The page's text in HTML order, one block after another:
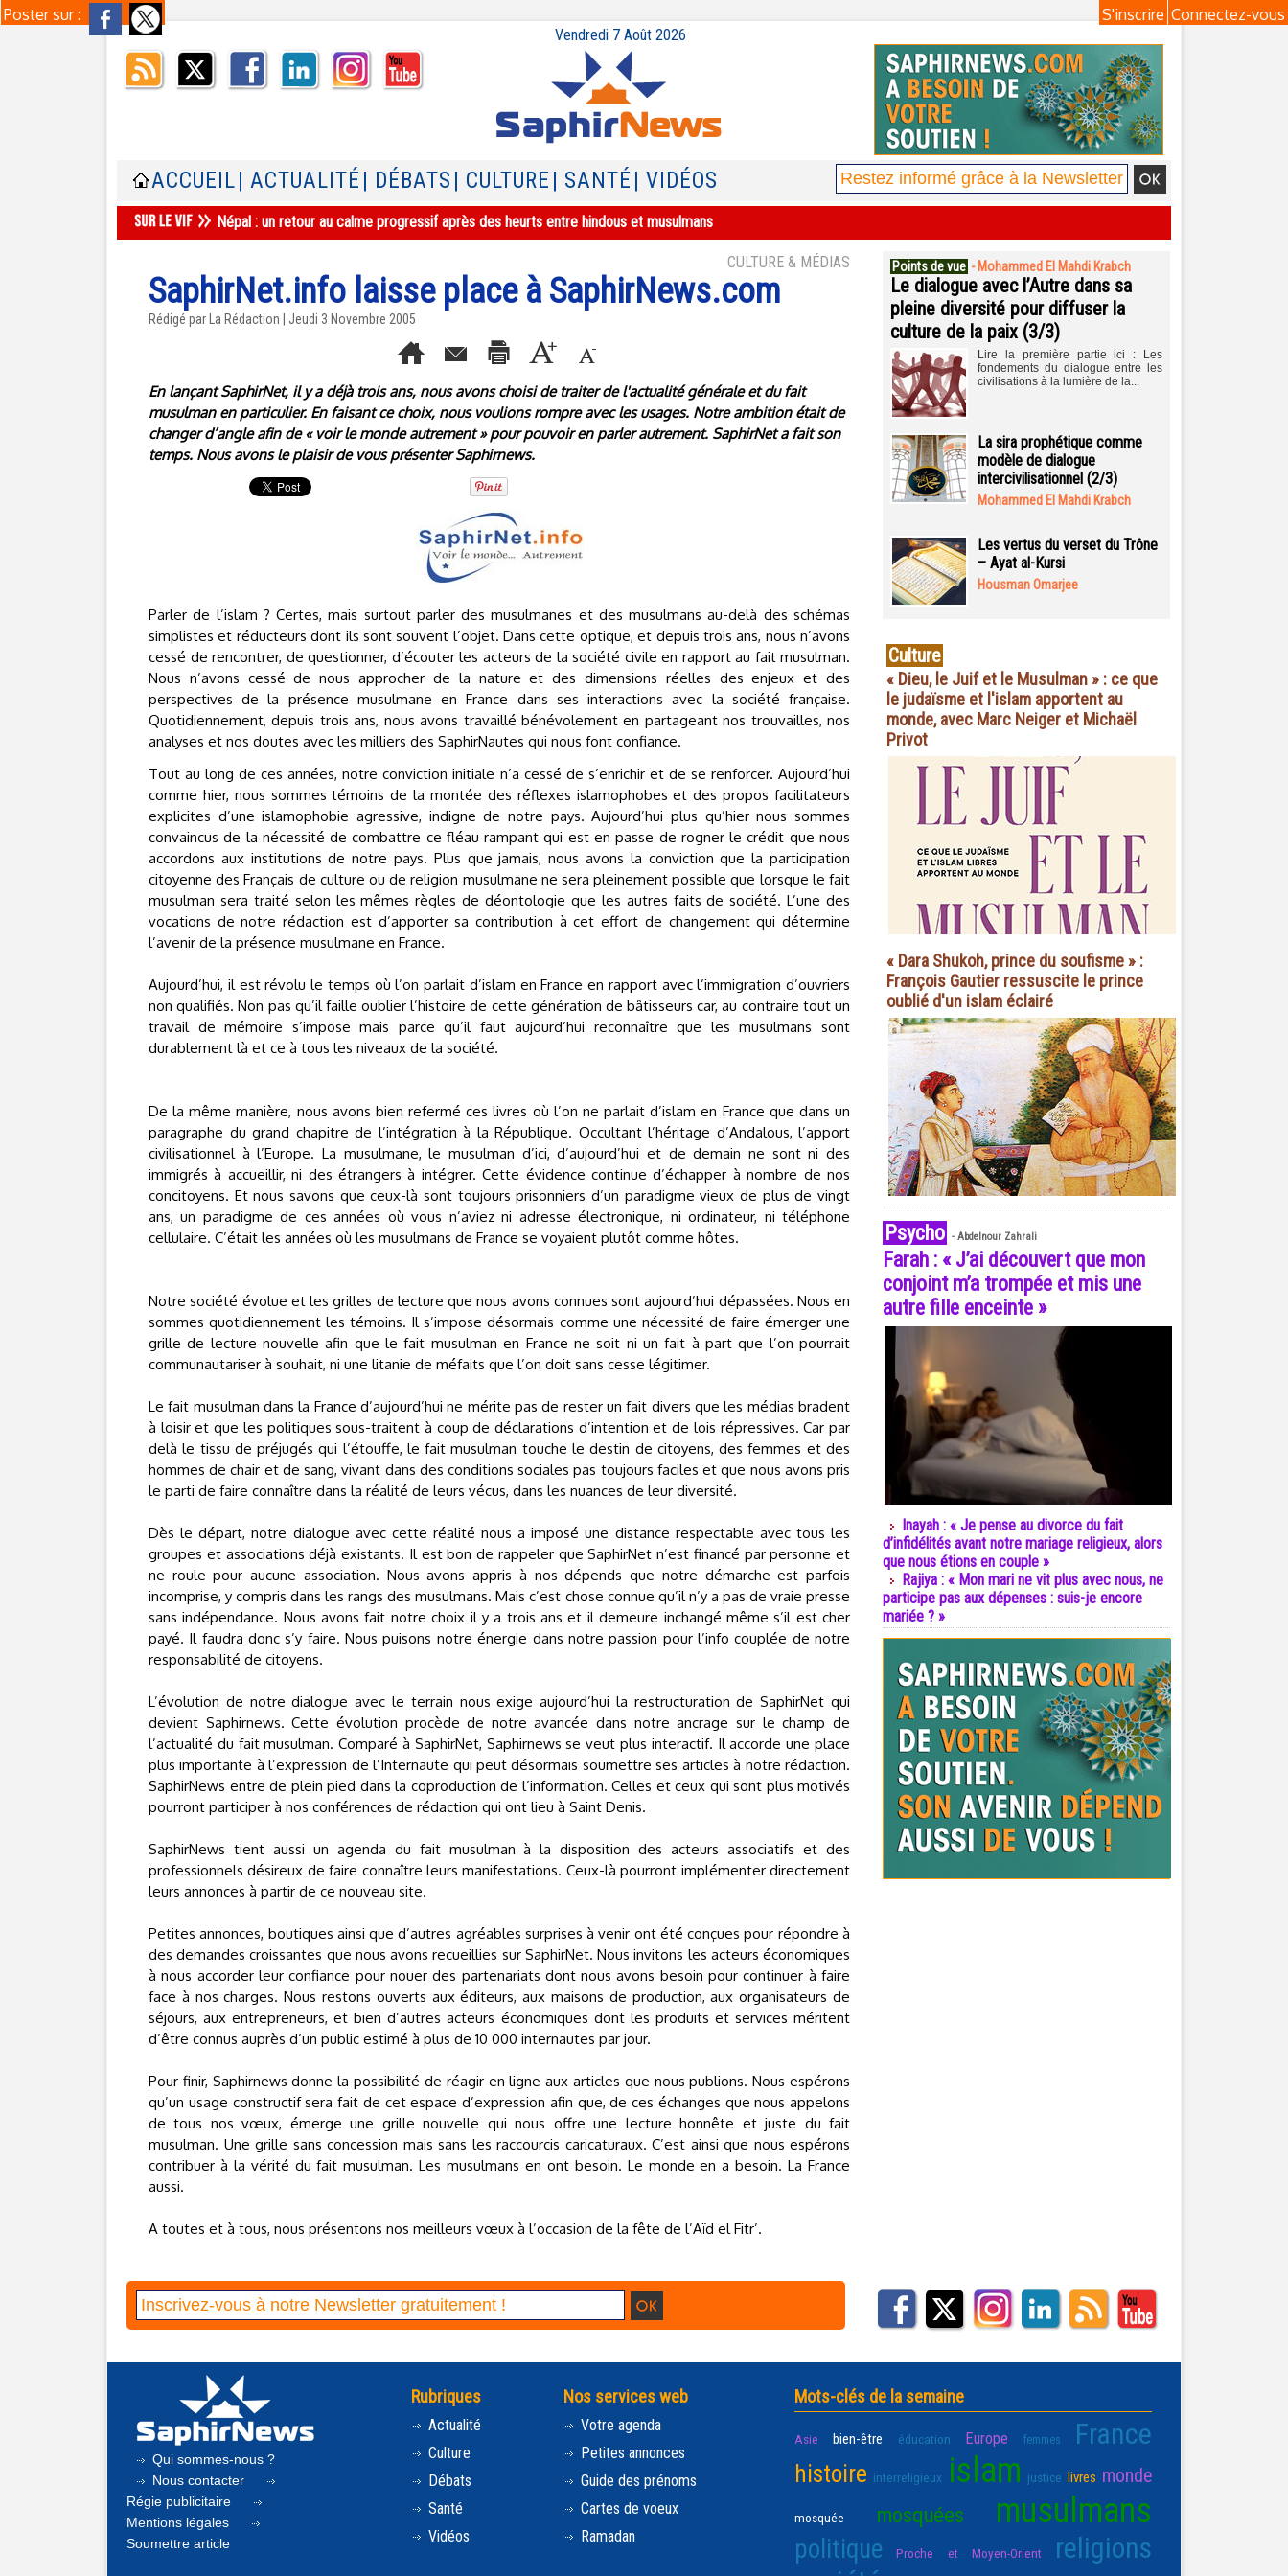
Poster sur : Connectez-vous
S'inscrire
Vendredi 7 Août 2026
ACCUEIL | ACTUALITÉ | DÉBATS | CULTURE | SANTÉ | VIDÉOS
Népal : un retour au calme progressif après des heurts entre hindous et musulmans
CULTURE & MÉDIAS
SaphirNet.info laisse place à SaphirNews.com
Rédigé par La Rédaction | Jeudi 3 Novembre 2005
En lançant SaphirNet, il y a déjà trois ans, nous avons choisi de traiter de l'actualité générale et du fait
musulman en particulier. En faisant ce choix, nous voulions rompre avec les usages. Notre ambition était de
changer d’angle afin de « voir le monde autrement » pour pouvoir en parler autrement. SaphirNet a fait son
temps. Nous avons le plaisir de vous présenter Saphirnews.
Parler de l’islam ? Certes, mais surtout parler des musulmanes et des musulmans au-delà des schémas
simplistes et réducteurs dont ils sont souvent l’objet. Dans cette optique, et depuis trois ans, nous n’avons
cessé de rencontrer, de questionner, d’écouter les acteurs de la société civile en rapport au fait musulman.
Nous n’avons cessé de nous approcher de la nature et des dimensions réelles des enjeux et des
perspectives de la présence musulmane en France dans ses interactions avec la société française.
Quotidiennement, depuis trois ans, nous avons travaillé bénévolement en partageant nos trouvailles, nos
analyses et nos doutes avec les milliers des SaphirNautes qui nous font confiance.
Tout au long de ces années, notre conviction initiale n’a cessé de s’enrichir et de se renforcer. Aujourd’hui
comme hier, nous sommes témoins de la montée des réflexes islamophobes et des propos facilitateurs
explicites d’une islamophobie agressive, indigne de notre pays. Aujourd’hui plus qu’hier nous sommes
convaincus de la nécessité de combattre ce fléau rampant qui est en passe de rogner le crédit que nous
accordons aux institutions de notre pays. Plus que jamais, nous avons la conviction que la participation
citoyenne des Français de culture ou de religion musulmane ne sera pleinement possible que lorsque le fait
musulman sera traité selon les mêmes règles de déontologie que les autres faits de société. L’une des
vocations de notre rédaction est d’apporter sa contribution à cet effort de changement qui détermine
l’avenir de la présence musulmane en France.
Aujourd’hui, il est révolu le temps où l’on parlait d’islam en France en rapport avec l’immigration d’ouvriers
non qualifiés. Non pas qu’il faille oublier l’histoire de cette génération de bâtisseurs car, au contraire tout un
travail de mémoire s’impose mais parce qu’il faut aujourd’hui reconnaître que les musulmans sont
durablement là et ce à tous les niveaux de la société.
De la même manière, nous avons bien refermé ces livres où l’on ne parlait d’islam en France que dans un
paragraphe du grand chapitre de l’intégration à la République. Occultant l’héritage d’Andalous, l’apport
civilisationnel à l’Europe. La musulmane, le musulman d’ici, d’aujourd’hui et de demain ne sont ni des
immigrés à accueillir, ni des étrangers à intégrer. Cette évidence continue d’échapper à nombre de nos
concitoyens. Et nous savons que ceux-là sont toujours prisonniers d’un paradigme vieux de plus de vingt
ans, un paradigme de ces années où vous n’aviez ni adresse électronique, ni ordinateur, ni téléphone
cellulaire. C’était les années où les musulmans de France se voyaient plutôt comme hôtes.
Notre société évolue et les grilles de lecture que nous avons connues sont aujourd’hui dépassées. Nous en
sommes quotidiennement les témoins. Il s’impose désormais comme une nécessité de faire émerger une
grille de lecture nouvelle afin que le fait musulman en France ne soit ni un fait à part que l’on pourrait
communautariser à souhait, ni une litanie de méfaits que l’on doit sans cesse légitimer.
Le fait musulman dans la France d’aujourd’hui ne mérite pas de rester un fait divers que les médias bradent
à loisir et que les politiques sous-traitent à coup de déclarations d’intention et de lois répressives. Car par
delà le tissu de préjugés qui l’étouffe, le fait musulman touche le destin de citoyens, des femmes et des
hommes de chair et de sang, vivant dans des conditions sociales pas toujours faciles et que nous avons pris
le parti de faire connaître dans la réalité de leurs vécus, dans les nuances de leur diversité.
Dès le départ, notre dialogue avec cette réalité nous a imposé une distance respectable avec tous les
groupes et associations déjà existants. Il est bon de rappeler que SaphirNet n’est financé par personne et
ne roule pour aucune association. Nous avons appris à nos dépends que notre démarche est parfois
incomprise, y compris dans les rangs des musulmans. Mais c’est chose connue qu’il n’y a pas de vraie presse
sans indépendance. Nous avons fait notre choix il y a trois ans et il demeure inchangé même s’il est cher
payé. Il faudra donc s’y faire. Nous puisons notre énergie dans notre passion pour l’info couplée de notre
responsabilité de citoyens.
L’évolution de notre dialogue avec le terrain nous exige aujourd’hui la restructuration de SaphirNet qui
devient Saphirnews. Cette évolution procède de notre avancée dans notre ancrage sur le champ de
l’actualité du fait musulman. Comparé à SaphirNet, Saphirnews se veut plus interactif. Il accorde une place
plus importante à l’expression de l’Internaute qui peut désormais soumettre ses articles à notre rédaction.
SaphirNews entre de plein pied dans la coproduction de l’information. Celles et ceux qui sont plus motivés
pourront participer à nos conférences de rédaction qui ont lieu à Saint Denis.
SaphirNews tient aussi un agenda du fait musulman à la disposition des acteurs associatifs et des
professionnels désireux de faire connaître leurs manifestations. Ceux-là pourront implémenter directement
leurs annonces à partir de ce nouveau site.
Petites annonces, boutiques ainsi que d’autres agréables surprises à venir ont été conçues pour répondre à
des demandes croissantes que nous avons recueillies sur SaphirNet. Nous invitons les acteurs économiques
à nous accorder leur confiance pour nouer des partenariats dont nous avons besoin pour continuer à faire
face à nos charges. Nous restons ouverts aux éditeurs, aux maisons de production, aux organisateurs de
séjours, aux entrepreneurs, et bien d’autres acteurs économiques dont les produits et services méritent
d’être connus auprès d’un public estimé à plus de 10 000 internautes par jour.
Pour finir, Saphirnews donne la possibilité de réagir en ligne aux articles que nous publions. Nous espérons
qu’un usage constructif sera fait de cet espace d’expression afin que, de ces échanges que nous appelons
de tous nos vœux, émerge une grille nouvelle qui nous offre une lecture honnête et juste du fait
musulman. Une grille sans concession mais sans les raccourcis caricaturaux. C’est ainsi que nous espérons
contribuer à la vérité du fait musulman. Les musulmans en ont besoin. Le monde en a besoin. La France
aussi.
A toutes et à tous, nous présentons nos meilleurs vœux à l’occasion de la fête de l’Aïd el Fitr’.
Points de vue - Mohammed El Mahdi Krabch
Le dialogue avec l’Autre dans sa
pleine diversité pour diffuser la
culture de la paix (3/3)
Lire la première partie ici : Les
fondements du dialogue entre les
civilisations à la lumière de la...
La sira prophétique comme
modèle de dialogue
intercivilisationnel (2/3)
Mohammed El Mahdi Krabch
Les vertus du verset du Trône
– Ayat al-Kursi
Housman Omarjee
Culture
« Dieu, le Juif et le Musulman » : ce que
le judaïsme et l'islam apportent au
monde, avec Marc Neiger et Michaël
Privot
« Dara Shukoh, prince du soufisme » :
François Gautier ressuscite le prince
oublié d'un islam éclairé
Psycho - Abdelnour Zahrali
Farah : « J’ai découvert que mon
conjoint m’a trompée et mis une
autre fille enceinte »
Inayah : « Je pense au divorce du fait
d’infidélités avant notre mariage religieux, alors
que nous étions en couple »
Rajiya : « Mon mari ne vit plus avec nous, ne
participe pas aux dépenses : suis-je encore
mariée ? »
Qui sommes-nous ?
Nous contacter
Régie publicitaire
Mentions légales
Soumettre article
Rubriques
Actualité
Culture
Débats
Santé
Vidéos
Nos services web
Votre agenda
Petites annonces
Guide des prénoms
Cartes de voeux
Ramadan
Mots-clés de la semaine
Asie bien-être éducation Europe femmes France
histoire interreligieux islam justice livres monde
mosquée mosquées musulmans
politique Proche et Moyen-Orient religions